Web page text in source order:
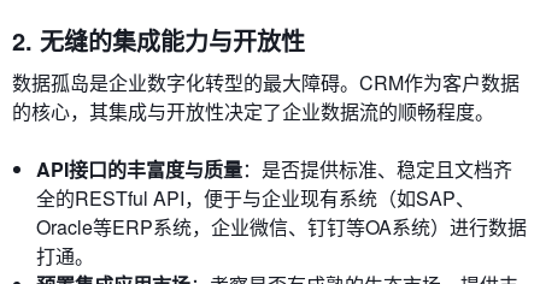
2. 无缝的集成能力与开放性
数据孤岛是企业数字化转型的最大障碍。CRM作为客户数据
的核心，其集成与开放性决定了企业数据流的顺畅程度。
API接口的丰富度与质量：是否提供标准、稳定且文档齐
全的RESTful API，便于与企业现有系统（如SAP、
Oracle等ERP系统，企业微信、钉钉等OA系统）进行数据
打通。